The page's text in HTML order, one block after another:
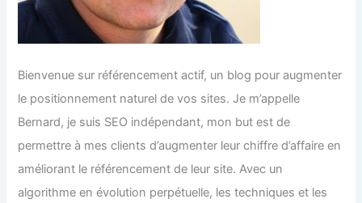
Bienvenue sur référencement actif, un blog pour augmenter
le positionnement naturel de vos sites. Je m’appelle
Bernard, je suis SEO indépendant, mon but est de
permettre à mes clients d’augmenter leur chiffre d’affaire en
améliorant le référencement de leur site. Avec un
algorithme en évolution perpétuelle, les techniques et les